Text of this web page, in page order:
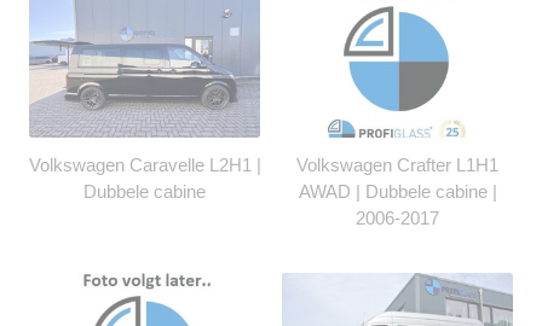
Volkswagen Caravelle L2H1 |
Dubbele cabine
Volkswagen Crafter L1H1
AWAD | Dubbele cabine |
2006-2017